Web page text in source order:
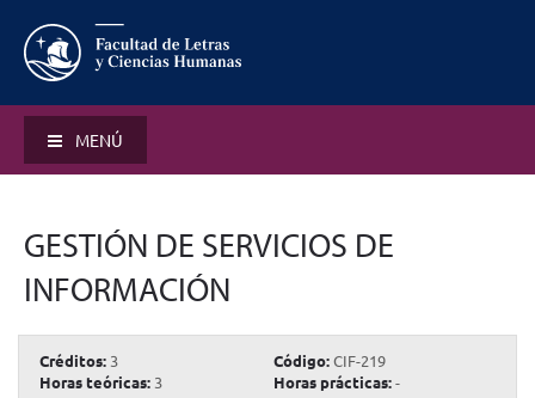
MENÚ
GESTIÓN DE SERVICIOS DE
INFORMACIÓN
Créditos: 3 Código:CIF-219
Horas teóricas: 3 Horas prácticas:-